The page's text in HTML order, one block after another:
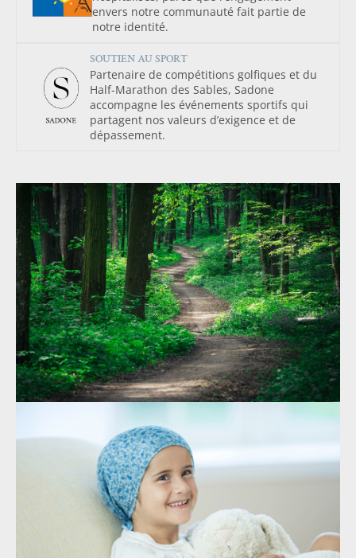
envers notre communauté fait partie de
notre identité.
SOUTIEN AU SPORT
Partenaire de compétitions golfiques et du
Half-Marathon des Sables, Sadone
accompagne les événements sportifs qui
partagent nos valeurs d’exigence et de
dépassement.